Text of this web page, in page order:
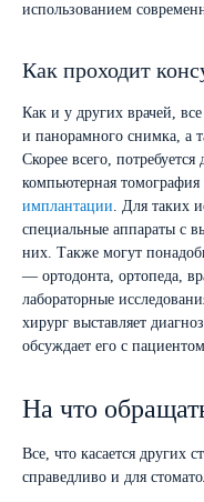
использованием
Как проходит
Как и у других врачей,
и панорамного снимка, а
Скорее всего,
компьютерная томография
имплантации. Для таких
специальные аппараты с
них. Также могут
— ортодонта, ортопеда,
лабораторные
хирург выставляет
обсуждает его с
На что
Все, что касается других
справедливо и для